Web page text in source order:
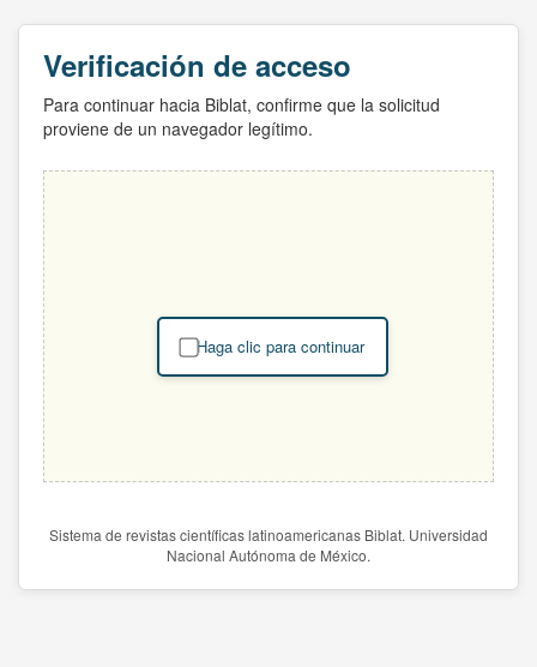
Verificación de acceso
Para continuar hacia Biblat, confirme que la solicitud
proviene de un navegador legítimo.
Haga clic para continuar
Sistema de revistas científicas latinoamericanas Biblat. Universidad
Nacional Autónoma de México.